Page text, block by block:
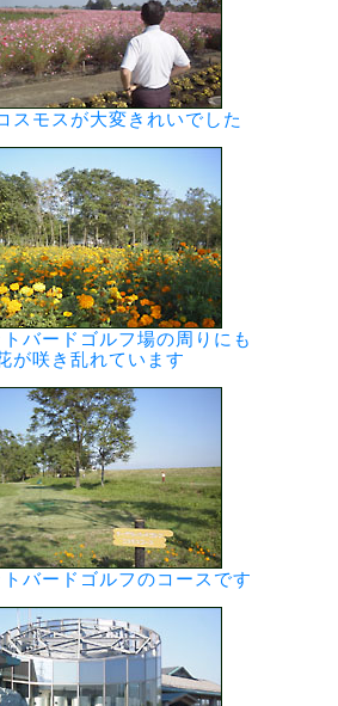
スモスが大変きれいでした
バードゴルフ場の周りにも
が咲き乱れています
トバードゴルフのコースです